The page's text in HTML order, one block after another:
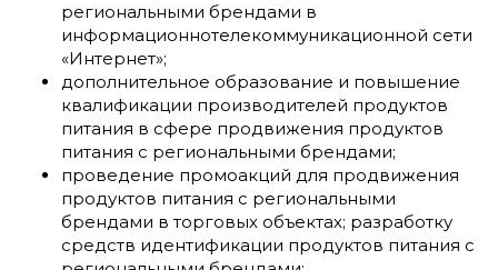
региональными брендами в
информационнотелекоммуникационной сети
«Интернет»;
дополнительное образование и повышение
квалификации производителей продуктов
питания в сфере продвижения продуктов
питания с региональными брендами;
проведение промоакций для продвижения
продуктов питания с региональными
брендами в торговых объектах; разработку
средств идентификации продуктов питания с